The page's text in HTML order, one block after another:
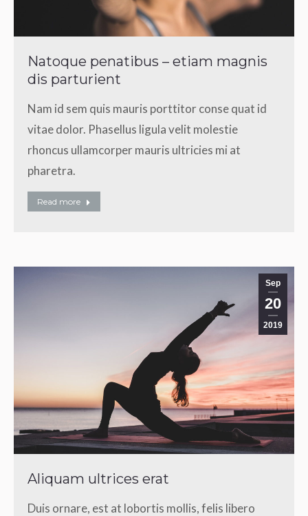
Natoque penatibus – etiam magnis
dis parturient
Nam id sem quis mauris porttitor conse quat id
vitae dolor. Phasellus ligula velit molestie
rhoncus ullamcorper mauris ultricies mi at
pharetra.
Read more
Sep
20
2019
Aliquam ultrices erat
Duis ornare, est at lobortis mollis, felis libero